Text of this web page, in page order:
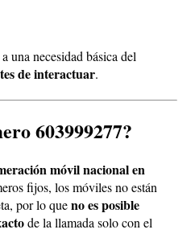
una necesidad básica del
de interactuar.
603999277?
móvil nacional en
fijos, los móviles no están
por lo queno es posible
de la llamada solo con el